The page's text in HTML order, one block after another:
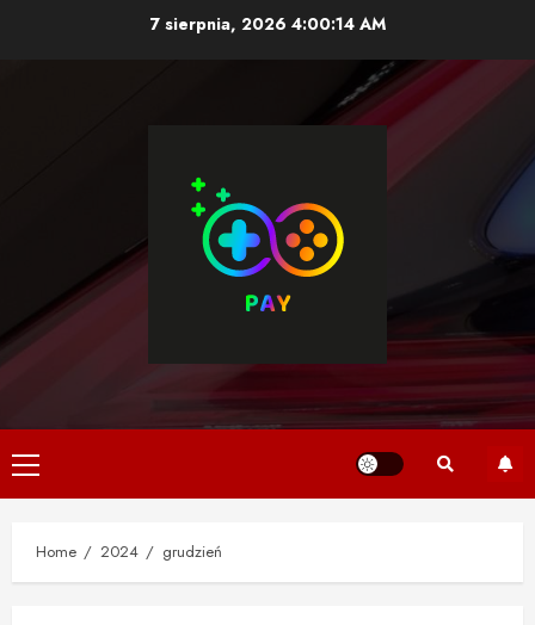
7 sierpnia, 2026 4:00:14 AM
Primary
Menu
Home 2024 grudzień